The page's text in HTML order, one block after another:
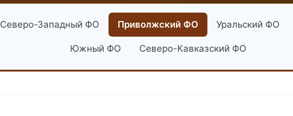
Северо-Западный ФО Приволжский ФО Уральский ФО
Южный ФО Северо-Кавказский ФО